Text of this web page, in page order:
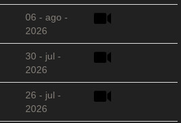
06 - ago -
2026
30 - jul -
2026
26 - jul -
2026